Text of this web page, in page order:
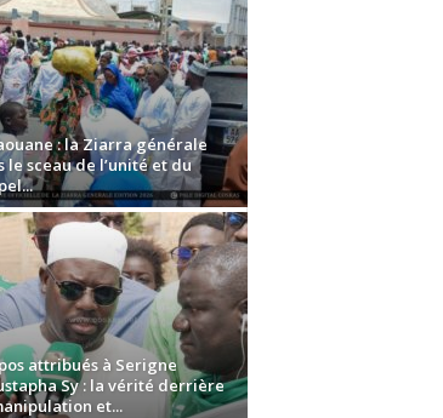
: la Ziarra générale
le sceau de l’unité et du
attribués à Serigne
Sy : la vérité derrière
et...